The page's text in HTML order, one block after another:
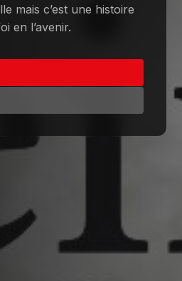
mais c’est une histoire
en l’avenir.